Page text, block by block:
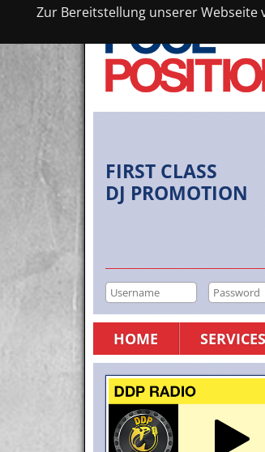
Zur Bereitstellung unserer Webseite
FIRST CLASS
DJ PROMOTION
HOME SERVICES